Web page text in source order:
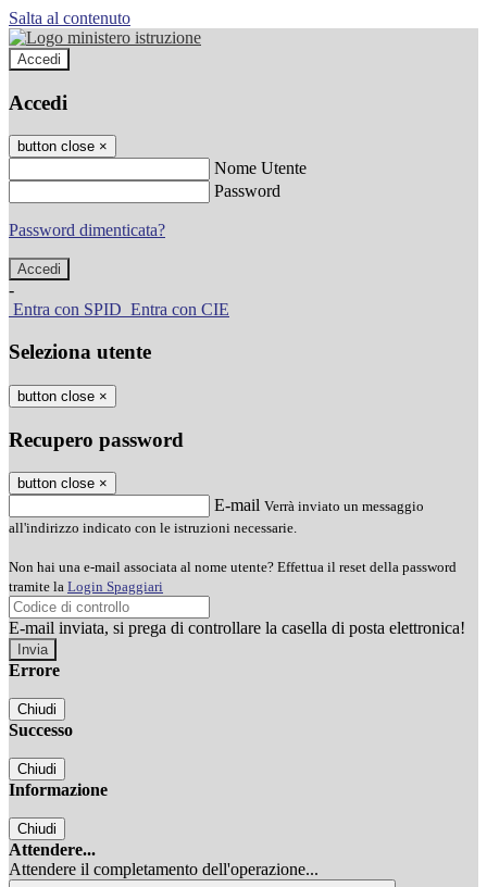
Salta al contenuto
Accedi
Accedi
button close ×
Nome Utente
Password
Password dimenticata?
-
Entra con SPID Entra con CIE
Seleziona utente
button close ×
Recupero password
button close ×
E-mail Verrà inviato un messaggio
all'indirizzo indicato con le istruzioni necessarie.
Non hai una e-mail associata al nome utente? Effettua il reset della password
tramite la Login Spaggiari
E-mail inviata, si prega di controllare la casella di posta elettronica!
Errore
Chiudi
Successo
Chiudi
Informazione
Chiudi
Attendere...
Attendere il completamento dell'operazione...